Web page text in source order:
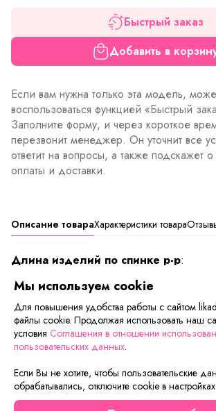
Быстрый заказ
Добавить в
Если вам нужна только эта модель,
воспользоваться функцией «Быстрый
Заполните форму, и через короткое
перезвонит менеджер. Он уточнит все
ответит на вопросы, а также подскажет о
оплаты и доставки.
Описание товараХарактеристики товара
Длина изделий по спинке р-р:
50/52 - 56 см, дл. брюк по внут шву
54/56 - 58 см, дл. брюк по внут шву
58/60 - 62 см, дл. брюк по внут шву
Сейчас на сайте
Скидка
Мы используем cookie
Для повышения удобства работы с сайтом
файлы cookie. Продолжая использовать наш
условия Соглашения в отношении
пользовательских данных.
Если Вы не хотите, чтобы пользовательские
обрабатывались, отключите cookie в